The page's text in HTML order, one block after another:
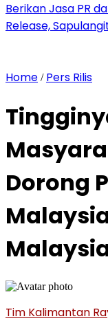
Berikan Jasa PR
Release,
Home / Pers Rilis
Dorong
Tim Kalimantan